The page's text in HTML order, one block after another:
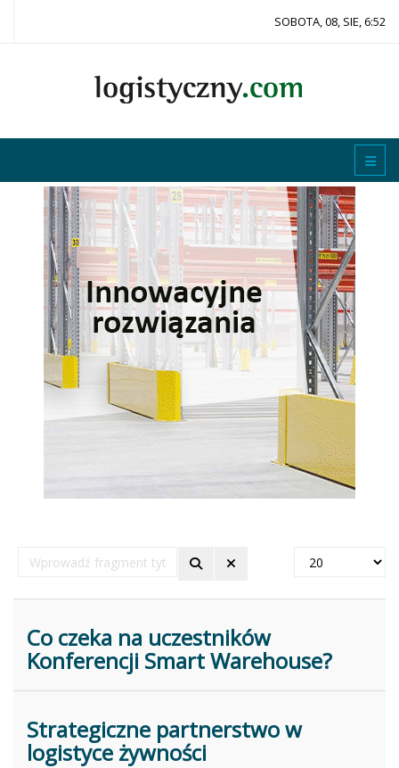
SOBOTA, 08, SIE, 6:52
Wprowadź
fragment
Pokaż
Co czeka na uczestników
Konferencji Smart Warehouse?
Strategiczne partnerstwo w
logistyce żywności